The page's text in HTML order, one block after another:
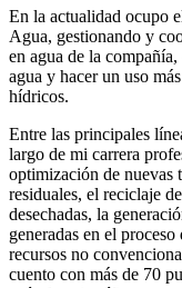
En la actualidad ocupo
Agua, gestionando y
en agua de la
agua y hacer un uso
hídricos.
Entre las principales
largo de mi carrera
optimización de nuevas
residuales, el reciclaje
desechadas, la
generadas en el
recursos no
cuento con más de 70